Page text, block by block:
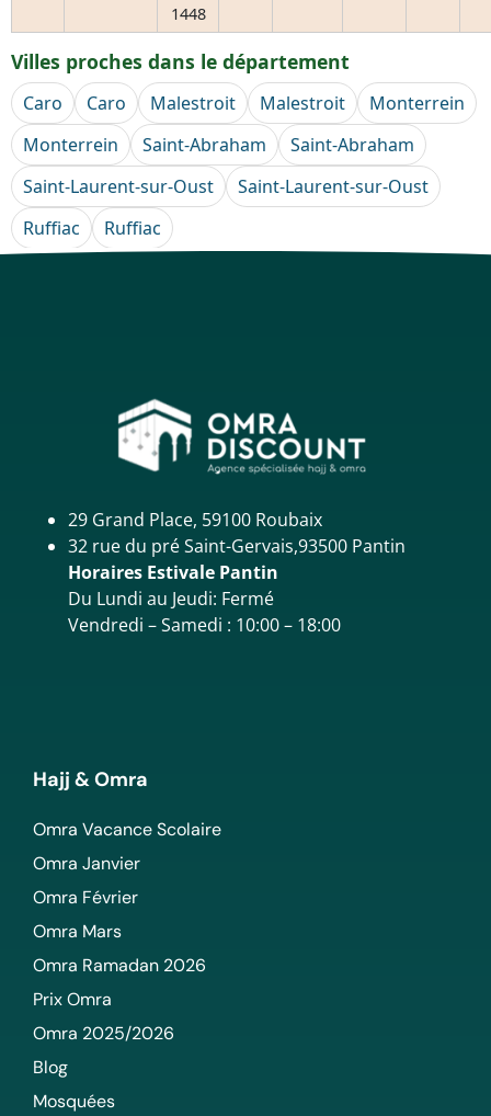
1448
Villes proches dans le département
Caro Caro Malestroit Malestroit
Monterrein
Monterrein
Saint-Abraham
Saint-Abraham
Saint-Laurent-sur-Oust
Saint-Laurent-sur-Oust
Ruffiac
Ruffiac
29 Grand Place, 59100 Roubaix
32 rue du pré Saint-Gervais,93500 Pantin
Horaires Estivale Pantin
Du Lundi au Jeudi: Fermé
Vendredi – Samedi : 10:00 – 18:00
Hajj & Omra
Omra Vacance Scolaire
Omra Janvier
Omra Février
Omra Mars
Omra Ramadan 2026
Prix Omra
Omra 2025/2026
Blog
Mosquées